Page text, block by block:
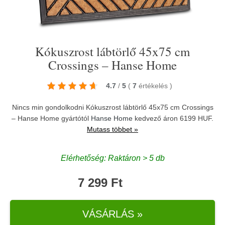
Kókuszrost lábtörlő 45x75 cm
Crossings – Hanse Home
4.7 / 5 ( 7 értékelés )
Nincs min gondolkodni Kókuszrost lábtörlő 45x75 cm Crossings
– Hanse Home gyártótól Hanse Home kedvező áron 6199 HUF.
Mutass többet »
Elérhetőség: Raktáron > 5 db
7 299 Ft
VÁSÁRLÁS »